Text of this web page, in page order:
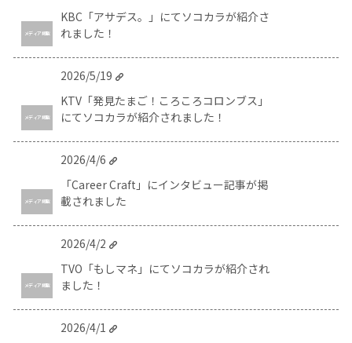
メディア掲載
KBC「アサデス。」にてソコカラが紹介さ
れました！
メディア掲載
2026/5/19
KTV「発見たまご！ころころコロンブス」
にてソコカラが紹介されました！
メディア掲載
2026/4/6
「Career Craft」にインタビュー記事が掲
載されました
メディア掲載
2026/4/2
TVO「もしマネ」にてソコカラが紹介され
ました！
2026/4/1